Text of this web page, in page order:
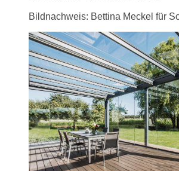
Bildnachweis: Bettina Meckel für